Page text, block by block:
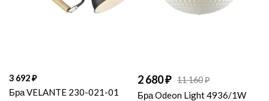
3 692
Бра VELANTE 230-021-01
2 680 11 160
Бра Odeon Light 4936/1W